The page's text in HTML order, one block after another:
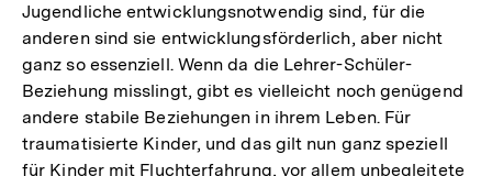
Jugendliche entwicklungsnotwendig sind, für die
anderen sind sie entwicklungsförderlich, aber nicht
ganz so essenziell. Wenn da die Lehrer-Schüler-
Beziehung misslingt, gibt es vielleicht noch genügend
andere stabile Beziehungen in ihrem Leben. Für
traumatisierte Kinder, und das gilt nun ganz speziell
für Kinder mit Fluchterfahrung, vor allem unbegleitete